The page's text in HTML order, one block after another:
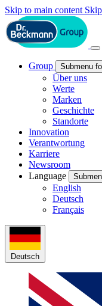
Skip to main content
Group Submenu
Über uns
Werte
Marken
Geschichte
Standorte
Innovation
Verantwortung
Karriere
Newsroom
Language
English
Deutsch
Français
Deutsch